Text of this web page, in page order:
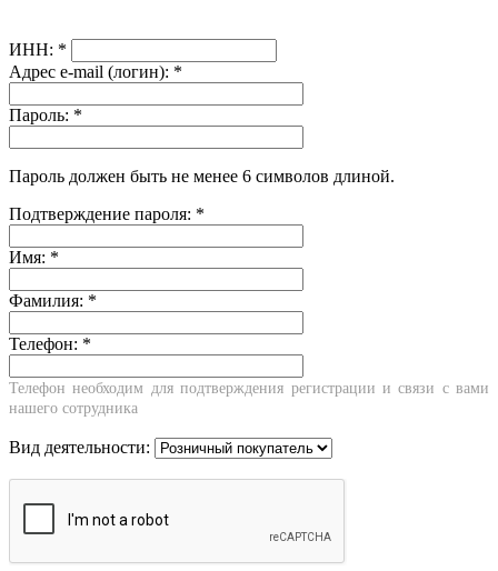
ИНН: *
Адрес e-mail (логин): *
Пароль: *
Пароль должен быть не менее 6 символов длиной.
Подтверждение пароля: *
Имя: *
Фамилия: *
Телефон: *
Телефон необходим для подтверждения регистрации и связи с вами
нашего сотрудника
Вид деятельности: